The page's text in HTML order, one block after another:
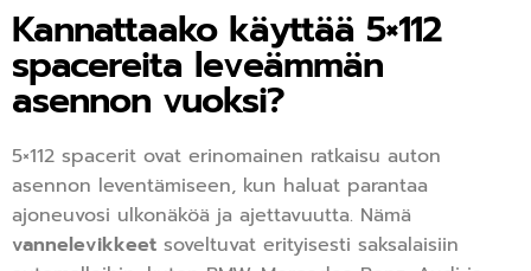
Kannattaako käyttää 5×112
spacereita leveämmän
asennon vuoksi?
5×112 spacerit ovat erinomainen ratkaisu auton
asennon leventämiseen, kun haluat parantaa
ajoneuvosi ulkonäköä ja ajettavuutta. Nämä
vannelevikkeet soveltuvat erityisesti saksalaisiin